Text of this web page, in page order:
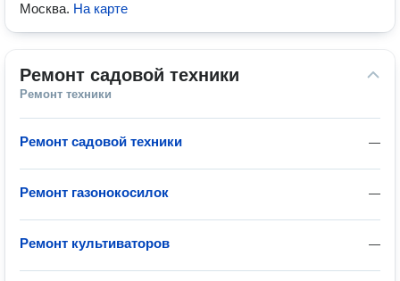
Москва. На карте
Ремонт садовой техники
Ремонт техники
—
Ремонт садовой техники
—
Ремонт газонокосилок
—
Ремонт культиваторов